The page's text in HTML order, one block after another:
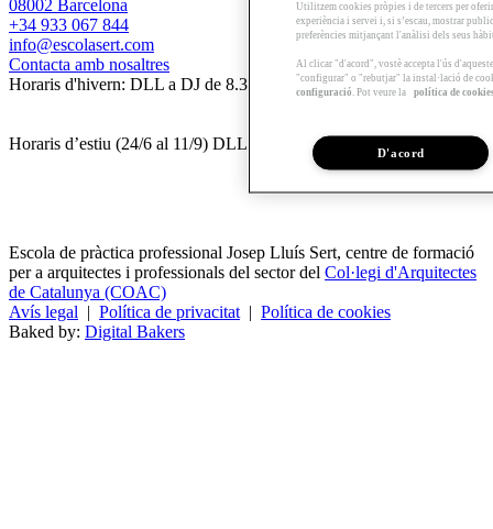
08002 Barcelona
+34 933 067 844
info@escolasert.com
Contacta amb nosaltres
Horaris d'hivern: DLL a DJ de 8.30 a 16.30 h / DV de 8.30 a 14 h.
Horaris d’estiu (24/6 al 11/9) DLL a DV de 8.30 a 14 h.
Escola de pràctica professional Josep Lluís Sert, centre de formació
per a arquitectes i professionals del sector del Col·legi d'Arquitectes
de Catalunya (COAC)
Avís legal | Política de privacitat | Política de cookies
Baked by: Digital Bakers
Utilitzem cookies pròpies i de tercers per
experiència i servei i, si s’escau, mostrar
preferències mitjançant l'anàlisi dels seus
Al clicar "d'acord", vostè accepta l'ús
"configurar" o "rebutjar" la instal·lació de
configuració . Pot veure la política de
D'acord